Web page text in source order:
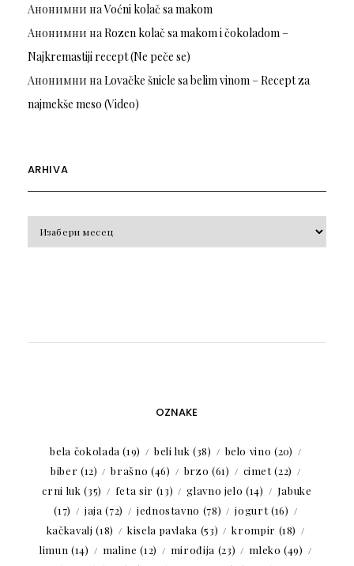
Анонимни наVoćni kolač sa makom
Анонимни наRozen kolač sa makom i čokoladom –
Najkremastiji recept (Ne peče se)
Анонимни наLovačke šnicle sa belim vinom – Recept za
najmekše meso (Video)
ARHIVA
OZNAKE
bela čokolada (19) beli luk (38) belo vino (20)
biber (12) brašno (46) brzo (61) cimet(22)
crni luk (35) feta sir (13) glavno jelo (14)
Jabuke
(17)
jaja (72) jednostavno (78) jogurt(16)
kačkavalj (18) kisela pavlaka (53) krompir (18)
limun (14) maline (12) mirođija (23) mleko (49)